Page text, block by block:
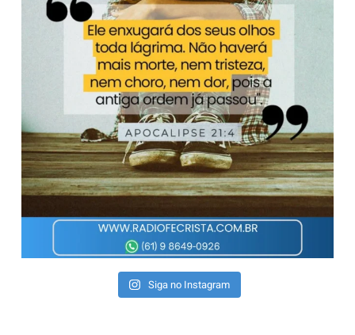
Siga no Instagram